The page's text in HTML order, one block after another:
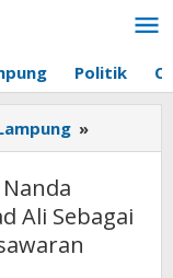
Politik
»
Lampung
Indira–
Ali Sebagai